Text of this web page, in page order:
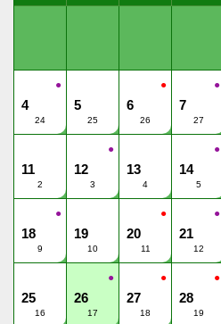
●
4
24
5
25
●
6
26
●
7
27
11
2
●
12
3
13
4
●
14
5
●
18
9
19
10
●
20
11
●
21
12
25
16
●
26
17
●
27
18
●
28
19